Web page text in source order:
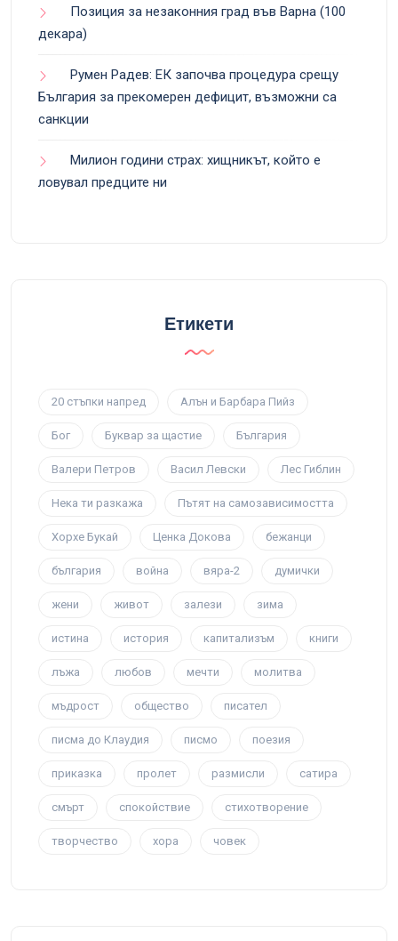
Позиция за незаконния град във Варна (100
декара)
Румен Радев: ЕК започва процедура срещу
България за прекомерен дефицит, възможни са
санкции
Милион години страх: хищникът, който е
ловувал предците ни
Етикети
20 стъпки напред Алън и Барбара Пийз
Бог Буквар за щастие България
Валери Петров Васил Левски Лес Гиблин
Нека ти разкажа Пътят на самозависимостта
Хорхе Букай Ценка Докова бежанци
българия война вяра-2 думички
жени живот залези зима
истина история капитализъм книги
лъжа любов мечти молитва
мъдрост общество писател
писма до Клаудия писмо поезия
приказка пролет размисли сатира
смърт спокойствие стихотворение
творчество хора човек